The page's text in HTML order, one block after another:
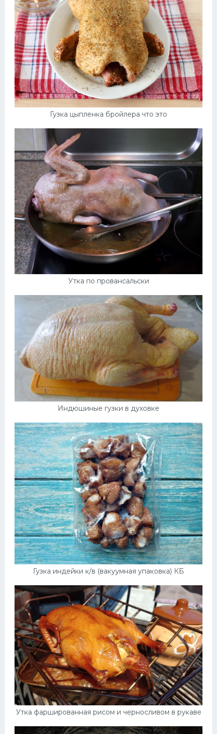
Гузка цыпленка бройлера что это
Утка по провансальски
Индюшиные гузки в духовке
Гузка индейки к/в (вакуумная упаковка) КБ
Утка фаршированная рисом и черносливом в рукаве